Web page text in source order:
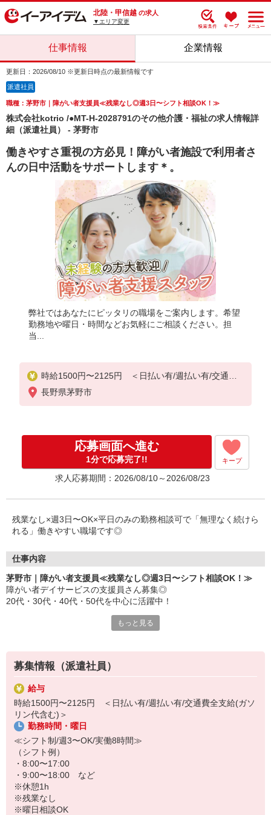
北陸・甲信越 の求人
▼エリア変更
仕事情報 企業情報
更新日：2026/08/10 ※更新日時点の最新情報です
派遣社員
職種：茅野市｜障がい者支援員≪残業なし◎週3日〜シフト相談OK！≫
株式会社kotrio /●MT-H-2028791のその他介護・福祉の求人情報詳
細（派遣社員） - 茅野市
働きやすさ重視の方必見！障がい者施設で利用者さ
んの日中活動をサポートします＊。
弊社ではあなたにピッタリの職場をご案内します。希望
勤務地や曜日・時間などお気軽にご相談ください。担
当...
時給1500円〜2125円 ＜日払い有/週払い有/交通費
全支給(ガソリン代含む)＞
長野県茅野市
応募画面へ進む
1分で応募完了!! キープ
求人応募期間：2026/08/10～2026/08/23
残業なし×週3日〜OK×平日のみの勤務相談可で「無理なく続けら
れる」働きやすい職場です◎
仕事内容
茅野市｜障がい者支援員≪残業なし◎週3日〜シフト相談OK！≫
障がい者デイサービスの支援員さん募集◎
20代・30代・40代・50代を中心に活躍中！
・送迎業務（対応可能な方のみでOK！添乗のみも相談可♪）
・利用者様とのコミュニケーション・見守り など
＜この求人のおすすめポイント＞
・シフトは週3日〜相談OK
・残業なし！毎日定時で帰れます
・日勤のみ相談可◎生活リズムも安定
もっと見る
募集情報（派遣社員）
給与
時給1500円〜2125円 ＜日払い有/週払い有/交通費全支給(ガソ
リン代含む)＞
勤務時間・曜日
≪シフト制/週3〜OK/実働8時間≫
（シフト例）
・8:00〜17:00
・9:00〜18:00 など
※休憩1h
※残業なし
※曜日相談OK